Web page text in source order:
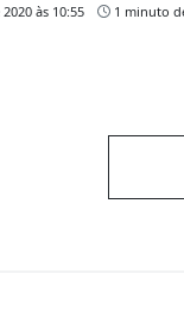
às 10:55 1 minuto